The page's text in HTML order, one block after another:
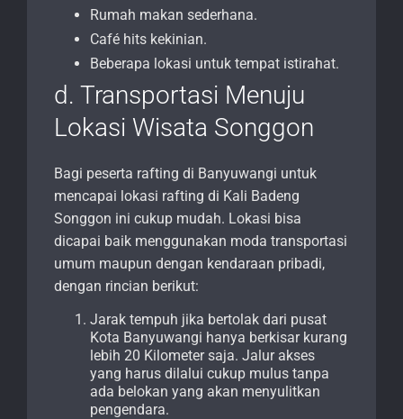
Rumah makan sederhana.
Café hits kekinian.
Beberapa lokasi untuk tempat istirahat.
d. Transportasi Menuju
Lokasi Wisata Songgon
Bagi peserta rafting di Banyuwangi untuk
mencapai lokasi rafting di Kali Badeng
Songgon ini cukup mudah. Lokasi bisa
dicapai baik menggunakan moda transportasi
umum maupun dengan kendaraan pribadi,
dengan rincian berikut:
Jarak tempuh jika bertolak dari pusat
Kota Banyuwangi hanya berkisar kurang
lebih 20 Kilometer saja. Jalur akses
yang harus dilalui cukup mulus tanpa
ada belokan yang akan menyulitkan
pengendara.